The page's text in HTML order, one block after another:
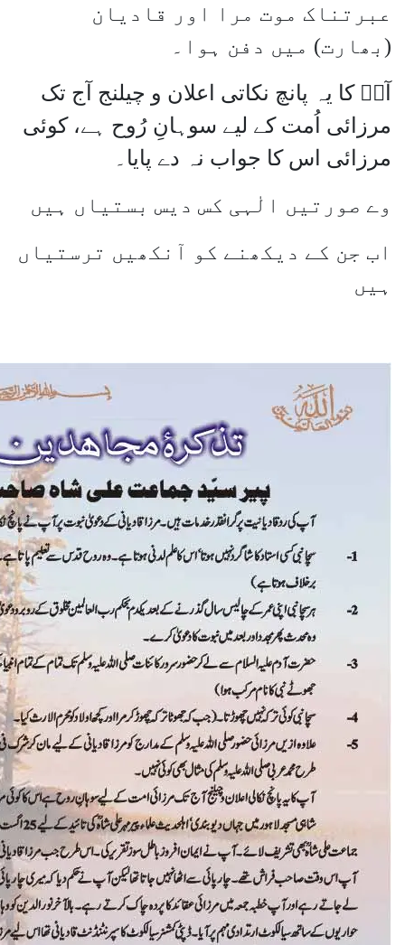
عبرتناک موت مرا اور قادیان
(بھارت) میں دفن ہوا۔
آپؒ کا یہ پانچ نکاتی اعلان و چیلنج آج تک
مرزائی اُمت کے لیے سوہانِ رُوح ہے، کوئی
مرزائی اس کا جواب نہ دے پایا۔
وے صورتیں الٰہی کس دیس بستیاں ہیں
اب جن کے دیکھنے کو آنکھیں ترستیاں
ہیں